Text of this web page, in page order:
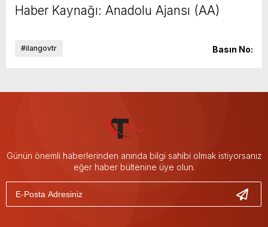
Haber Kaynağı: Anadolu Ajansı (AA)
#ilangovtr Basın No:
Günün önemli haberlerinden anında bilgi sahibi olmak istiyorsanız
eğer haber bültenine üye olun.